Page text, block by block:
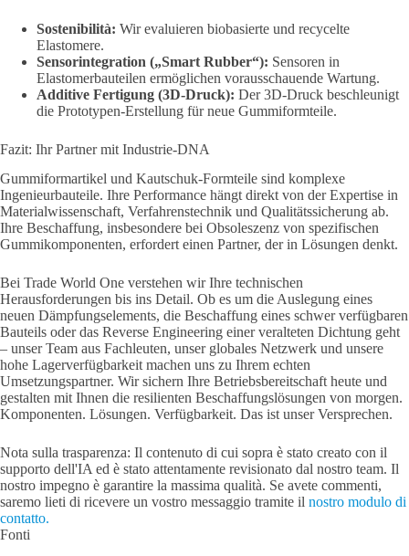
Sostenibilità: Wir evaluieren biobasierte und recycelte
Elastomere.
Sensorintegration („Smart Rubber“): Sensoren in
Elastomerbauteilen ermöglichen vorausschauende Wartung.
Additive Fertigung (3D-Druck): Der 3D-Druck beschleunigt
die Prototypen-Erstellung für neue Gummiformteile.
Fazit: Ihr Partner mit Industrie-DNA
Gummiformartikel und Kautschuk-Formteile sind komplexe
Ingenieurbauteile. Ihre Performance hängt direkt von der Expertise in
Materialwissenschaft, Verfahrenstechnik und Qualitätssicherung ab.
Ihre Beschaffung, insbesondere bei Obsoleszenz von spezifischen
Gummikomponenten, erfordert einen Partner, der in Lösungen denkt.
Bei Trade World One verstehen wir Ihre technischen
Herausforderungen bis ins Detail. Ob es um die Auslegung eines
neuen Dämpfungselements, die Beschaffung eines schwer verfügbaren
Bauteils oder das Reverse Engineering einer veralteten Dichtung geht
– unser Team aus Fachleuten, unser globales Netzwerk und unsere
hohe Lagerverfügbarkeit machen uns zu Ihrem echten
Umsetzungspartner. Wir sichern Ihre Betriebsbereitschaft heute und
gestalten mit Ihnen die resilienten Beschaffungslösungen von morgen.
Komponenten. Lösungen. Verfügbarkeit. Das ist unser Versprechen.
Nota sulla trasparenza: Il contenuto di cui sopra è stato creato con il
supporto dell'IA ed è stato attentamente revisionato dal nostro team. Il
nostro impegno è garantire la massima qualità. Se avete commenti,
saremo lieti di ricevere un vostro messaggio tramite il nostro modulo di
contatto.
Fonti